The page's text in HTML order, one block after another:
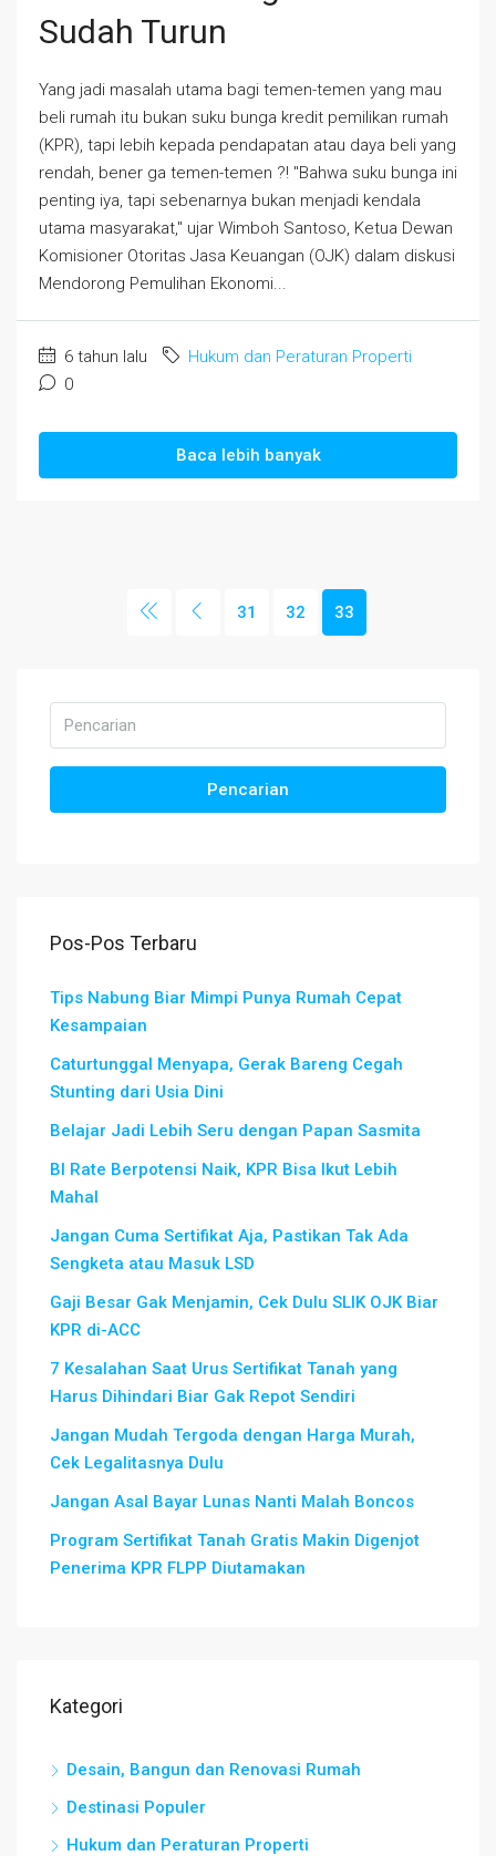
Sudah Turun
Yang jadi masalah utama bagi temen-temen yang mau
beli rumah itu bukan suku bunga kredit pemilikan rumah
(KPR), tapi lebih kepada pendapatan atau daya beli yang
rendah, bener ga temen-temen ?! "Bahwa suku bunga ini
penting iya, tapi sebenarnya bukan menjadi kendala
utama masyarakat," ujar Wimboh Santoso, Ketua Dewan
Komisioner Otoritas Jasa Keuangan (OJK) dalam diskusi
Mendorong Pemulihan Ekonomi...
6 tahun lalu
Hukum dan Peraturan Properti
0
Baca lebih banyak
31 32 33
Pencarian
Pos-Pos Terbaru
Tips Nabung Biar Mimpi Punya Rumah Cepat
Kesampaian
Caturtunggal Menyapa, Gerak Bareng Cegah
Stunting dari Usia Dini
Belajar Jadi Lebih Seru dengan Papan Sasmita
BI Rate Berpotensi Naik, KPR Bisa Ikut Lebih
Mahal
Jangan Cuma Sertifikat Aja, Pastikan Tak Ada
Sengketa atau Masuk LSD
Gaji Besar Gak Menjamin, Cek Dulu SLIK OJK Biar
KPR di-ACC
7 Kesalahan Saat Urus Sertifikat Tanah yang
Harus Dihindari Biar Gak Repot Sendiri
Jangan Mudah Tergoda dengan Harga Murah,
Cek Legalitasnya Dulu
Jangan Asal Bayar Lunas Nanti Malah Boncos
Program Sertifikat Tanah Gratis Makin Digenjot
Penerima KPR FLPP Diutamakan
Kategori
Desain, Bangun dan Renovasi Rumah
Destinasi Populer
Hukum dan Peraturan Properti